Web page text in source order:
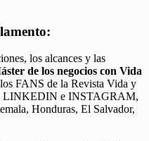
los alcances y las
de los negocios con Vida
FANS de la Revista Vida y
LINKEDIN e INSTAGRAM,
Honduras, El Salvador,